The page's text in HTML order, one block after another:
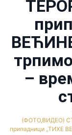
–
(ФОТО,ВИДЕО)
припадници „ТИХЕ